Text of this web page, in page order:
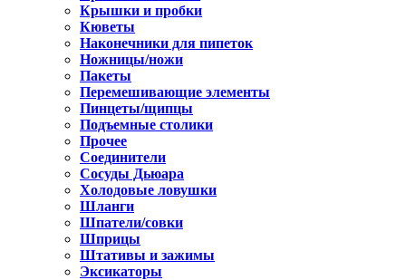
Крышки и пробки
Кюветы
Наконечники для пипеток
Ножницы/ножи
Пакеты
Перемешивающие элементы
Пинцеты/щипцы
Подъемные столики
Прочее
Соединители
Сосуды Дьюара
Холодовые ловушки
Шланги
Шпатели/совки
Шприцы
Штативы и зажимы
Эксикаторы